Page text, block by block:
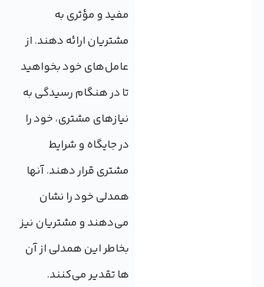
مفید و مؤثری به
مشتریان ارائه دهند. از
عامل‌های خود بخواهید
تا در هنگام رسیدگی به
نیازهای مشتری، خود را
در جایگاه و شرایط
مشتری قرار دهند. آنها
همدلی خود را نشان
می‌دهند و مشتریان نیز
بخاطر این همدلی از آن
ها تقدیر می‌کنند.